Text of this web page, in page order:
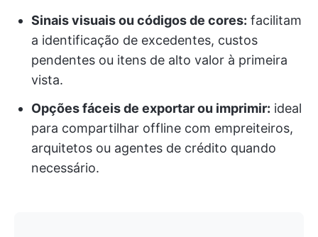
Sinais visuais ou códigos de cores: facilitam
a identificação de excedentes, custos
pendentes ou itens de alto valor à primeira
vista.
Opções fáceis de exportar ou imprimir: ideal
para compartilhar offline com empreiteiros,
arquitetos ou agentes de crédito quando
necessário.